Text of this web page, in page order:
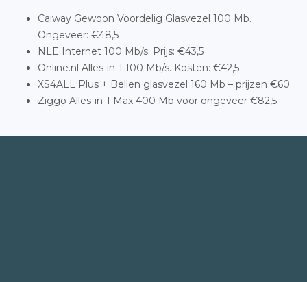
Caiway Gewoon Voordelig Glasvezel 100 Mb.
Ongeveer: €48,5
NLE Internet 100 Mb/s. Prijs: €43,5
Online.nl Alles-in-1 100 Mb/s. Kosten: €42,5
XS4ALL Plus + Bellen glasvezel 160 Mb – prijzen €60
Ziggo Alles-in-1 Max 400 Mb voor ongeveer €82,5